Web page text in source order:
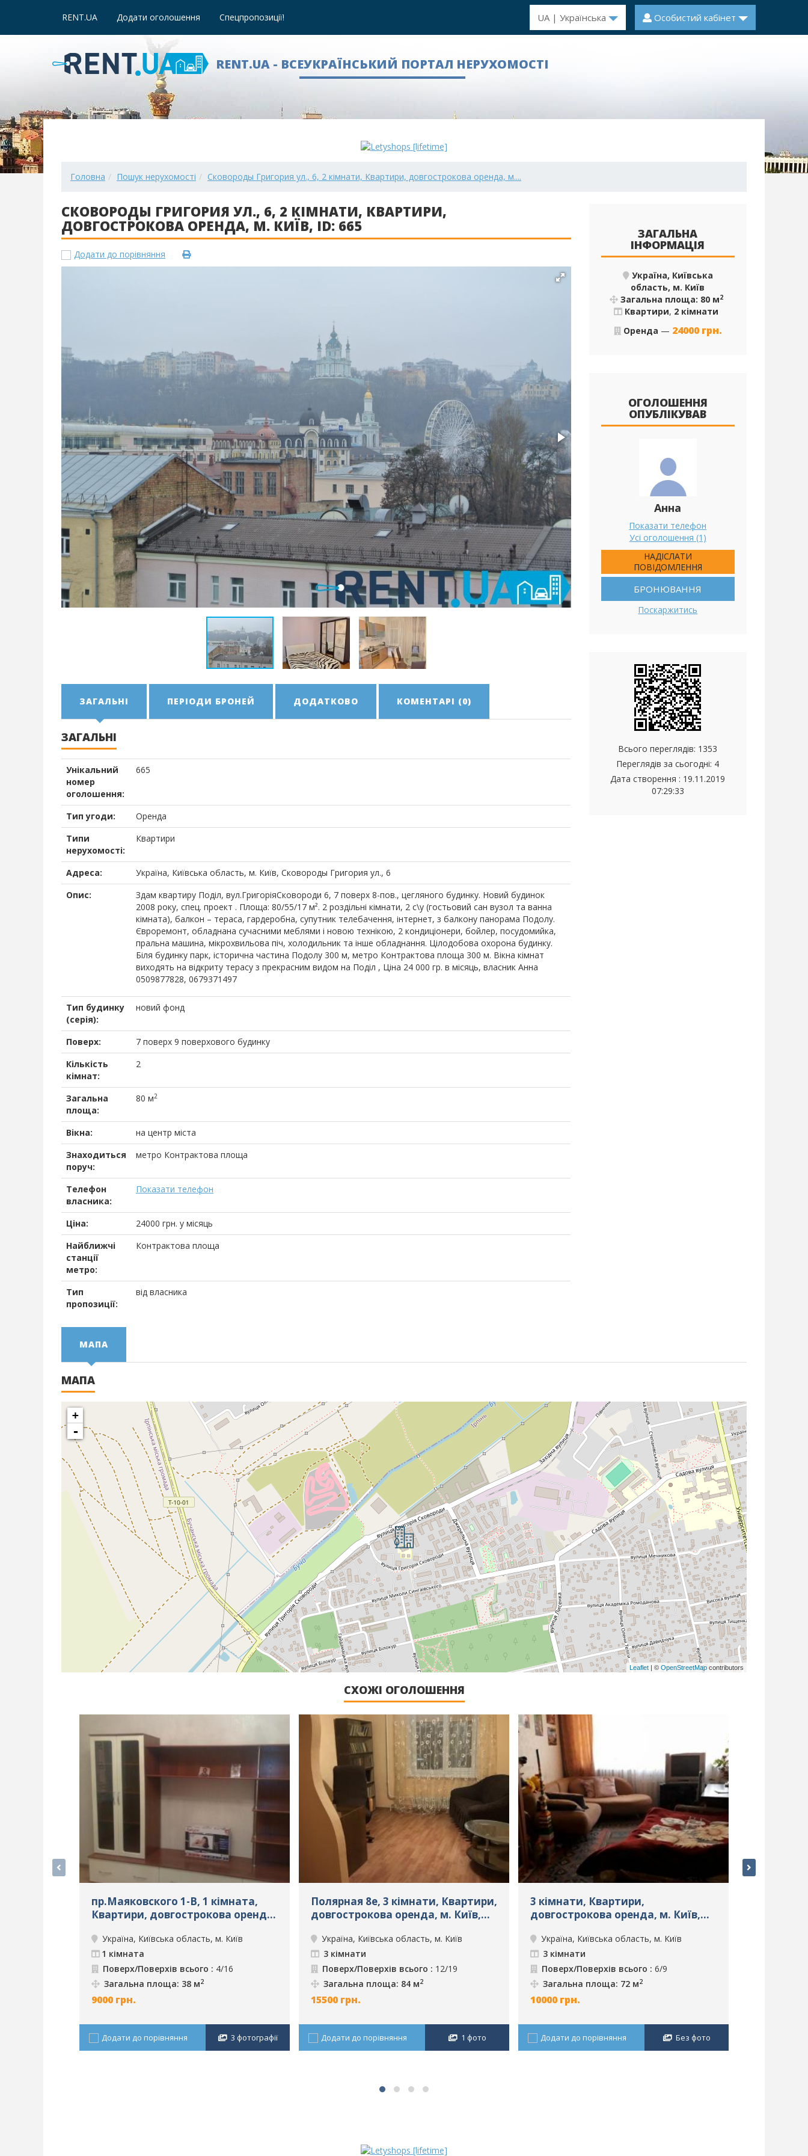
RENT.UA Додати оголошення Спецпропозиції! UA | Українська Особистий кабінет
RENT.UA - ВСЕУКРАЇНСЬКИЙ ПОРТАЛ НЕРУХОМОСТІ
Головна Пошук нерухомості Сковороды Григория ул., 6, 2 кімнати, Квартири, довгострокова оренда, м....
СКОВОРОДЫ ГРИГОРИЯ УЛ., 6, 2 КІМНАТИ, КВАРТИРИ,
ДОВГОСТРОКОВА ОРЕНДА, М. КИЇВ, ID: 665
Додати до порівняння
ЗАГАЛЬНІ ПЕРІОДИ БРОНЕЙ ДОДАТКОВО КОМЕНТАРІ (0)
ЗАГАЛЬНІ
Унікальний
номер
оголошення:
665
Тип угоди:
Оренда
Типи
нерухомості:
Квартири
Адреса:
Україна, Київська область, м. Київ, Сковороды Григория ул., 6
Опис:
Здам квартиру Поділ, вул.ГригоріяСковороди 6, 7 поверх 8-пов., цегляного будинку. Новий будинок
2008 року, спец. проект . Площа: 80/55/17 м². 2 роздільні кімнати, 2 с\у (гостьовий сан вузол та ванна
кімната), балкон – тераса, гардеробна, супутник телебачення, інтернет, з балкону панорама Подолу.
Євроремонт, обладнана сучасними меблями і новою технікою, 2 кондиціонери, бойлер, посудомийка,
пральна машина, мікрохвильова піч, холодильник та інше обладнання. Цілодобова охорона будинку.
Біля будинку парк, історична частина Подолу 300 м, метро Контрактова площа 300 м. Вікна кімнат
виходять на відкриту терасу з прекрасним видом на Поділ , Ціна 24 000 гр. в місяць, власник Анна
0509877828, 0679371497
Тип будинку
(серія):
новий фонд
Поверх:
7 поверх 9 поверхового будинку
Кількість
кімнат:
2
Загальна
площа:
80 м2
Вікна:
на центр міста
Знаходиться
поруч:
метро Контрактова площа
Телефон
власника:
Показати телефон
Ціна: 24000 грн. у місяць
Найближчі
станції
метро:
Контрактова площа
Тип
пропозиції:
від власника
ЗАГАЛЬНА
ІНФОРМАЦІЯ
Україна, Київська
область, м. Київ
Загальна площа: 80 м2
Квартири, 2 кімнати
Оренда — 24000 грн.
ОГОЛОШЕННЯ
ОПУБЛІКУВАВ
Анна
Показати телефон
Усі оголошення (1)
НАДІСЛАТИ
ПОВІДОМЛЕННЯ
БРОНЮВАННЯ
Поскаржитись
Всього переглядів: 1353
Переглядів за сьогодні: 4
Дата створення : 19.11.2019
07:29:33
МАПА
МАПА
+
-
Leaflet | © OpenStreetMap contributors
СХОЖІ ОГОЛОШЕННЯ
пр.Маяковского 1-В, 1 кімната,
Квартири, довгострокова оренда,
Україна, Київська область, м. Київ
1 кімната
Поверх/Поверхів всього : 4/16
Загальна площа: 38 м2
9000 грн.
Додати до порівняння 3 фотографії
Полярная 8е, 3 кімнати, Квартири,
довгострокова оренда, м. Київ,
Україна, Київська область, м. Київ
3 кімнати
Поверх/Поверхів всього : 12/19
Загальна площа: 84 м2
15500 грн.
Додати до порівняння 1 фото
3 кімнати, Квартири,
довгострокова оренда, м. Київ,
Україна, Київська область, м. Київ
3 кімнати
Поверх/Поверхів всього : 6/9
Загальна площа: 72 м2
10000 грн.
Додати до порівняння Без фото